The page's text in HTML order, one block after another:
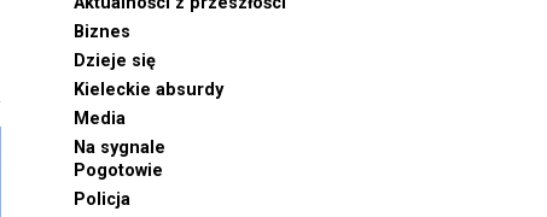
Biznes
Dzieje się
Kieleckie absurdy
Media
Na sygnale
Pogotowie
Policja